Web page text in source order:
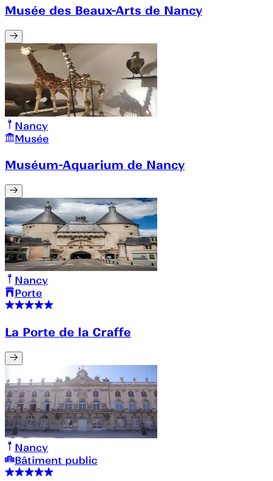
Musée des Beaux-Arts de Nancy
Nancy
Musée
Muséum-Aquarium de Nancy
Nancy
Porte
La Porte de la Craffe
Nancy
Bâtiment public